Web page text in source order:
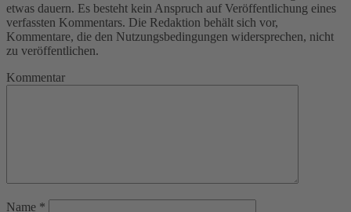
etwas dauern. Es besteht kein Anspruch auf Veröffentlichung eines
verfassten Kommentars. Die Redaktion behält sich vor,
Kommentare, die den Nutzungsbedingungen widersprechen, nicht
zu veröffentlichen.
Kommentar
Name *